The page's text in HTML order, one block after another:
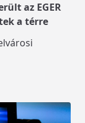
az EGER
a térre